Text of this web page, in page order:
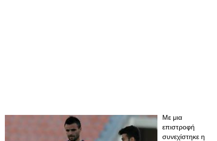
Με μια
επιστροφή
συνεχίστηκε η